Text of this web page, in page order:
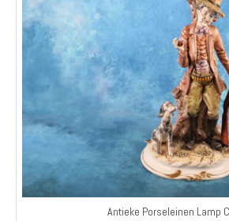
Antieke Porseleinen Lamp